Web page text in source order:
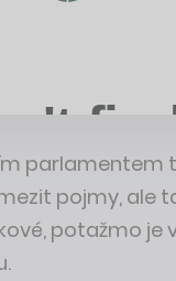
pojmy,
potažmo je